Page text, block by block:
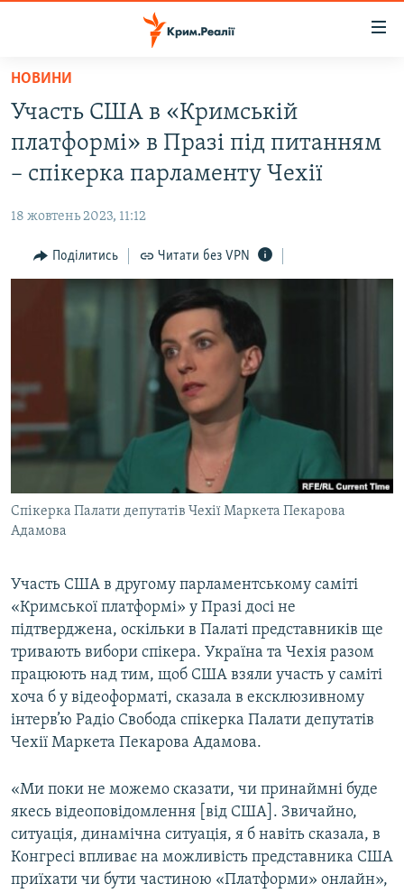
Перейти
основного
матеріалу
Перейти
основної
Перейти
до
ВОДА.КРИМ
ВІДЕО ТА ФОТО
БЛОГИ
ПОГЛЯД
ВІДЕОУРОКИ «ELIFBE»
СВІДЧЕННЯ ОКУПАЦІЇ
УКРАЇНСЬКА ПРОБЛЕМА КРИМУ
ІНФОГРАФІКА
ЯК ОБІЙТИ БЛОКУВАННЯ
Русский
Qırımtatar
ДОЛУЧАЙСЯ!
Усі сайти RFE/RL
НОВИНИ
Участь США в «Кримській
платформі» в Празі під питанням
– спікерка парламенту Чехії
18 жовтень 2023, 11:12
Поділитись Читати без VPN
Cпікерка Палати депутатів Чехії Маркета Пекарова
Адамова
Участь США в другому парламентському саміті
«Кримської платформі» у Празі досі не
підтверджена, оскільки в Палаті представників ще
тривають вибори спікера. Україна та Чехія разом
працюють над тим, щоб США взяли участь у саміті
хоча б у відеоформаті, сказала в ексклюзивному
інтерв’ю Радіо Свобода спікерка Палати депутатів
Чехії Маркета Пекарова Адамова.
«Ми поки не можемо сказати, чи принаймні буде
якесь відеоповідомлення [від США]. Звичайно,
ситуація, динамічна ситуація, я б навіть сказала, в
Конгресі впливає на можливість представника США
приїхати чи бути частиною «Платформи» онлайн»,